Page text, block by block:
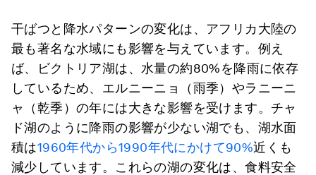
干ばつと降水パターンの変化は、アフリカ大陸の
最も著名な水域にも影響を与えています。例え
ば、ビクトリア湖は、水量の約80%を降雨に依存
しているため、エルニーニョ（雨季）やラニーニ
ャ（乾季）の年には大きな影響を受けます。チャ
ド湖のように降雨の影響が少ない湖でも、湖水面
積は1960年代から1990年代にかけて90%近くも
減少しています。これらの湖の変化は、食料安全